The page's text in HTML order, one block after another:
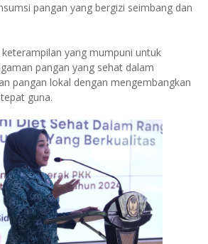
pangan yang bergizi seimbang dan
yang mumpuni untuk
pangan yang sehat dalam
pangan lokal dengan mengembangkan
guna.